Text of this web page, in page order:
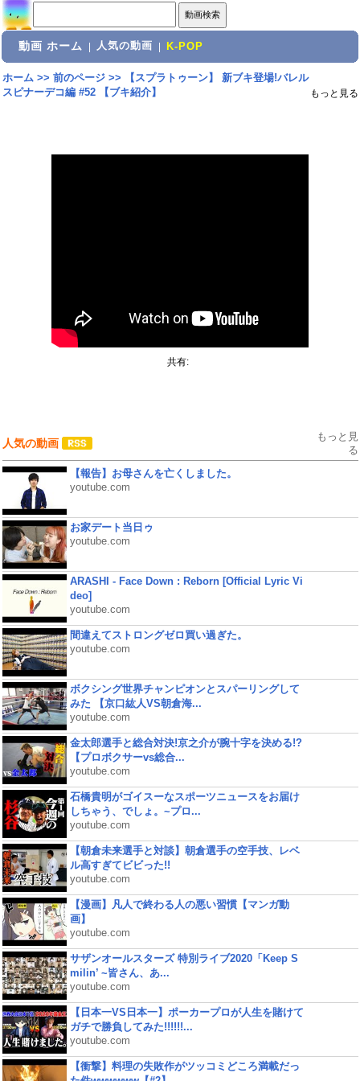
動画 ホーム 人気の動画 K-POP
ホーム>> 前のページ>>
【スプラトゥーン】 新ブキ登場!バレル
スピナーデコ編 #52 【ブキ紹介】
もっと見る
共有:
人気の動画
もっと見
る
【報告】お母さんを亡くしました。
youtube.com
お家デート当日ゥ
youtube.com
ARASHI - Face Down : Reborn [Official Lyric Vi
deo]
youtube.com
間違えてストロングゼロ買い過ぎた。
youtube.com
ボクシング世界チャンピオンとスパーリングして
みた 【京口紘人VS朝倉海...
youtube.com
金太郎選手と総合対決!京之介が腕十字を決める!?
【プロボクサーvs総合...
youtube.com
石橋貴明がゴイスーなスポーツニュースをお届け
しちゃう、でしょ。~プロ...
youtube.com
【朝倉未来選手と対談】朝倉選手の空手技、レベ
ル高すぎてビビった!!
youtube.com
【漫画】凡人で終わる人の悪い習慣【マンガ動
画】
youtube.com
サザンオールスターズ 特別ライブ2020「Keep S
milin’ ~皆さん、あ...
youtube.com
【日本一VS日本一】ポーカープロが人生を賭けて
ガチで勝負してみた!!!!!!...
youtube.com
【衝撃】料理の失敗作がツッコミどころ満載だっ